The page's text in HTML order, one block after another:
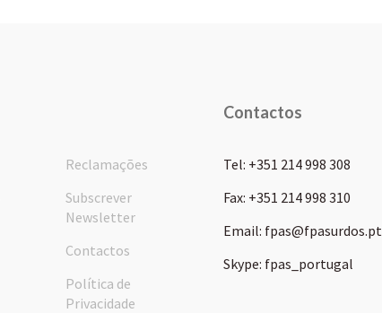
Reclamações
Subscrever
Newsletter
Contactos
Política de
Privacidade
Contactos
Tel: +351 214 998 308
Fax: +351 214 998 310
Email: fpas@fpasurdos.pt
Skype: fpas_portugal